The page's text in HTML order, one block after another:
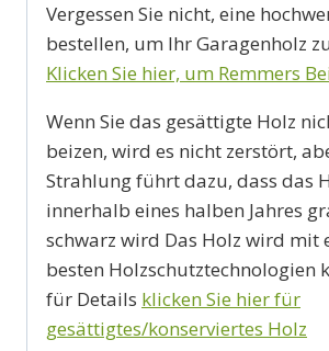
Vergessen Sie nicht, eine
bestellen, um Ihr Garagenholz
Klicken Sie hier, um Remmers
Wenn Sie das gesättigte Holz
beizen, wird es nicht zerstört,
Strahlung führt dazu, dass das
innerhalb eines halben Jahres
schwarz wird Das Holz wird mit
besten Holzschutztechnologien
für Details klicken Sie hier für
gesättigtes/konserviertes Holz